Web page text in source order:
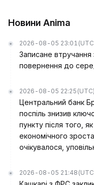
Новини Anima
2026-08-05 23:01
Записане втручання
повернення до
2026-08-05 22:25 (UTC)
Центральний банк
поспіль знизив
пункту після того,
економічного
очікувалося,
2026-08-05 21:48